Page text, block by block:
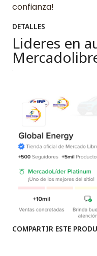
confianza!
DETALLES
Lideres en
COMPARTIR ESTE